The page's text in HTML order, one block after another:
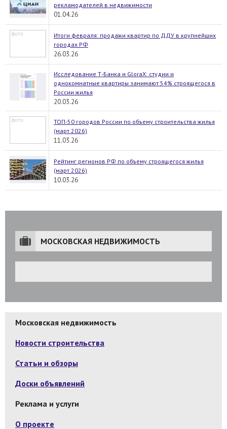
рекламодателей в недвижимости
01.04.26
Итоги февраля: продажи квартир по ДДУ в крупнейших
городах РФ
26.03.26
Исследование Т-Банка и GloraX: студии и
однокомнатные квартиры занимают 54% строящегося в
России жилья
20.03.26
ТОП-50 городов России по объему строительства жилья
(март 2026)
11.03.26
Рейтинг регионов РФ по объему строящегося жилья
(март 2026)
10.03.26
МОСКОВСКАЯ НЕДВИЖИМОСТЬ
Московская недвижимость
Новости строительства
Статьи и обзоры
Доски объявлений
Реклама и услуги
О проекте